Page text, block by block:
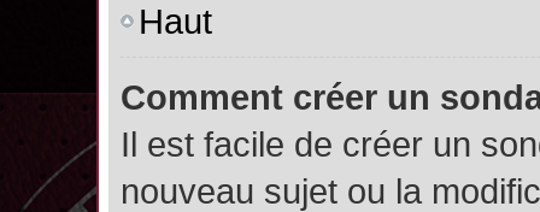
Haut
Comment créer un
Il est facile de créer un
nouveau sujet ou la